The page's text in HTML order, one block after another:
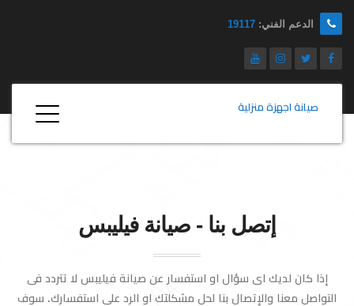
الدعم الفني: 19117
صيانة اجهزة منزلية
إتصل بنا - صيانة فيليبس
إذا كان لديك اى سؤال او استفسار عن صيانة فيليبس لا تتردد فى
التواصل معنا والإتصال بنا لحل مشكلتك او الرد على استفسارك. سوف